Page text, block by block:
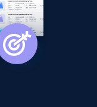
Initial
count, and